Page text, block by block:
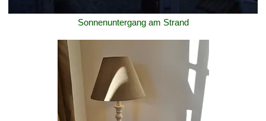
Sonnenuntergang am Strand